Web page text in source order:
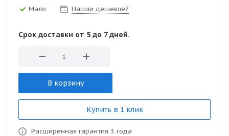
Мало Нашли дешевле?
Срок доставки от 5 до 7 дней.
В корзину
Купить в 1 клик
Расширенная гарантия 3 года